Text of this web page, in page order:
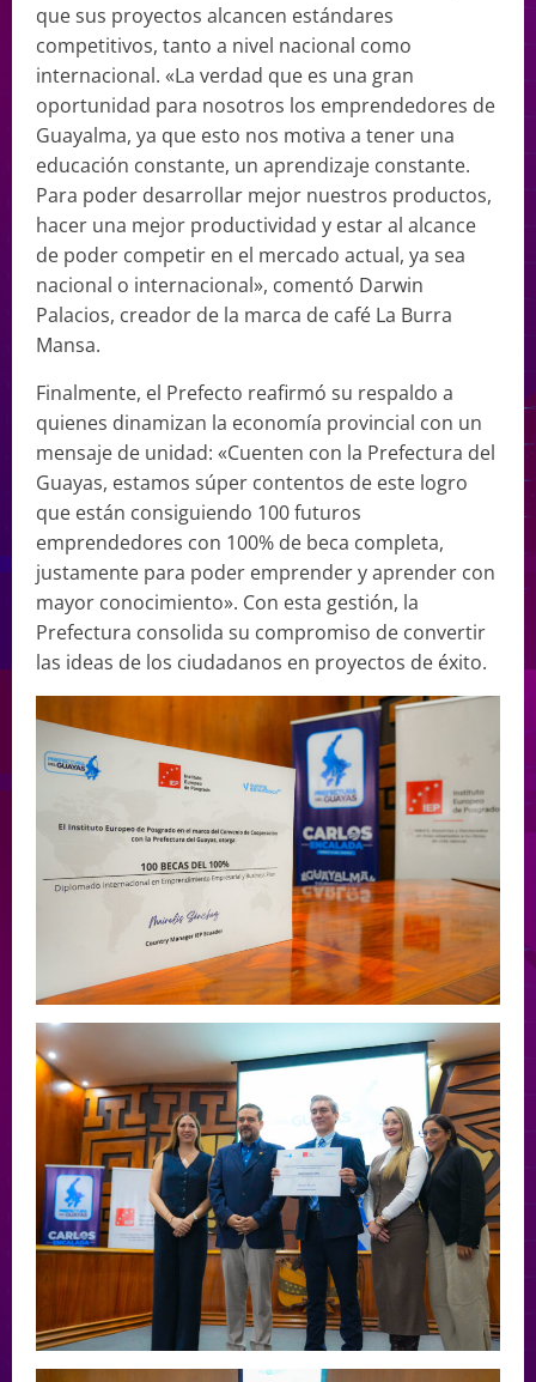
que sus proyectos alcancen estándares
competitivos, tanto a nivel nacional como
internacional. «La verdad que es una gran
oportunidad para nosotros los emprendedores de
Guayalma, ya que esto nos motiva a tener una
educación constante, un aprendizaje constante.
Para poder desarrollar mejor nuestros productos,
hacer una mejor productividad y estar al alcance
de poder competir en el mercado actual, ya sea
nacional o internacional», comentó Darwin
Palacios, creador de la marca de café La Burra
Mansa.
Finalmente, el Prefecto reafirmó su respaldo a
quienes dinamizan la economía provincial con un
mensaje de unidad: «Cuenten con la Prefectura del
Guayas, estamos súper contentos de este logro
que están consiguiendo 100 futuros
emprendedores con 100% de beca completa,
justamente para poder emprender y aprender con
mayor conocimiento». Con esta gestión, la
Prefectura consolida su compromiso de convertir
las ideas de los ciudadanos en proyectos de éxito.